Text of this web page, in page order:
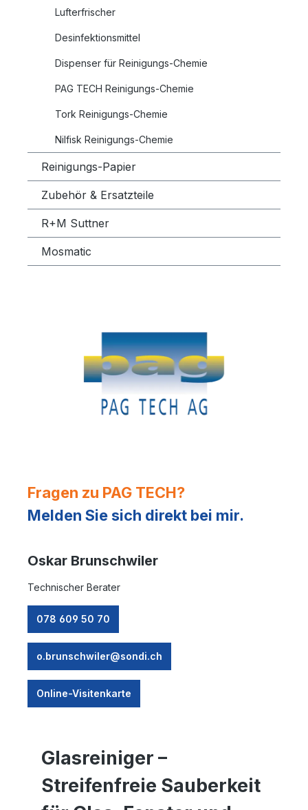
Lufterfrischer
Desinfektionsmittel
Dispenser für Reinigungs-Chemie
PAG TECH Reinigungs-Chemie
Tork Reinigungs-Chemie
Nilfisk Reinigungs-Chemie
Reinigungs-Papier
Zubehör & Ersatzteile
R+M Suttner
Mosmatic
Fragen zu PAG TECH?
Melden Sie sich direkt bei mir.
Oskar Brunschwiler
Technischer Berater
078 609 50 70
o.brunschwiler@sondi.ch
Online-Visitenkarte
Glasreiniger –
Streifenfreie Sauberkeit